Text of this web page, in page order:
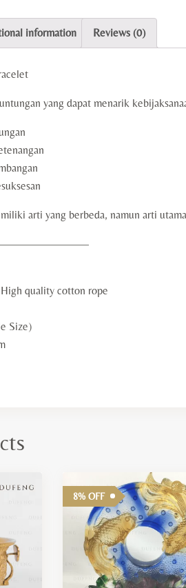
information Reviews (0)
yang dapat menarik
arti yang berbeda, namun arti
quality cotton rope
Size)
8% OFF